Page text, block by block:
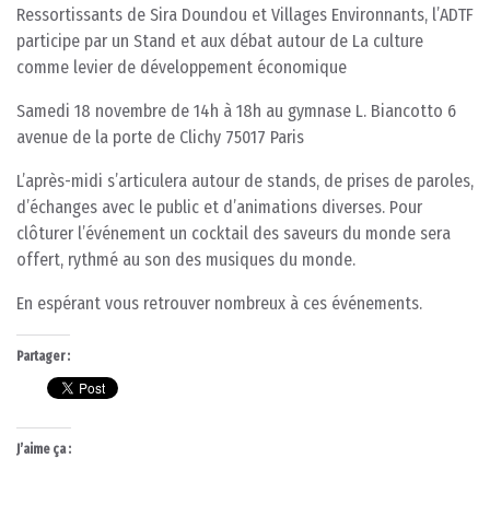
Ressortissants de Sira Doundou et Villages Environnants, l’ADTF
participe par un Stand et aux débat autour de La culture
comme levier de développement économique
Samedi 18 novembre de 14h à 18h au gymnase L. Biancotto 6
avenue de la porte de Clichy 75017 Paris
L’après-midi s’articulera autour de stands, de prises de paroles,
d’échanges avec le public et d’animations diverses. Pour
clôturer l’événement un cocktail des saveurs du monde sera
offert, rythmé au son des musiques du monde.
En espérant vous retrouver nombreux à ces événements.
Partager :
J’aime ça :